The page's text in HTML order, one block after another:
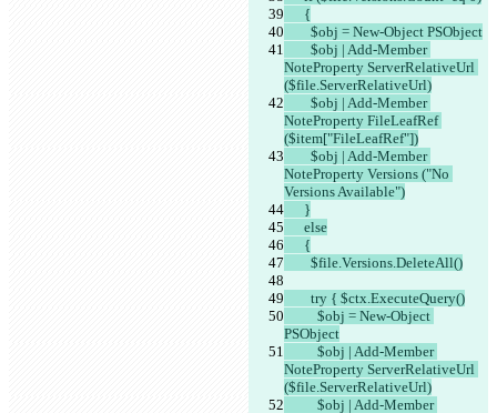
      {
        $obj = New-Object PSObject
NoteProperty ServerRelativeUrl
($file.ServerRelativeUrl)
NoteProperty FileLeafRef
($item["FileLeafRef"])
NoteProperty Versions ("No
Versions Available")
      }
      else
      {
        $file.Versions.DeleteAll()
        try { $ctx.ExecuteQuery()
PSObject
NoteProperty ServerRelativeUrl
($file.ServerRelativeUrl)